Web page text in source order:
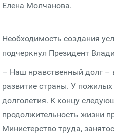
Елена Молчанова.
Необходимость создания
подчеркнул Президент
– Наш нравственный долг –
развитие страны. У
долголетия. К концу
продолжительность жизни
Министерство труда,